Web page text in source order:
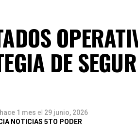
DE
hace 1 mes el 29 junio, 2026
NOTICIAS 5TO PODER